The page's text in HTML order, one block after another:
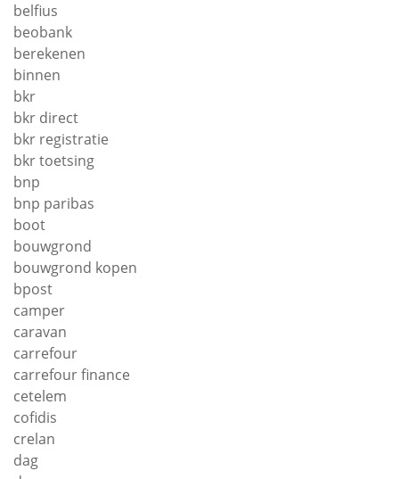
belfius
beobank
berekenen
binnen
bkr
bkr direct
bkr registratie
bkr toetsing
bnp
bnp paribas
boot
bouwgrond
bouwgrond kopen
bpost
camper
caravan
carrefour
carrefour finance
cetelem
cofidis
crelan
dag